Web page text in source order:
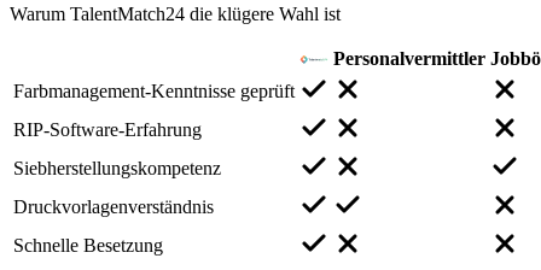
Warum TalentMatch24 die klügere Wahl ist
Personalvermittler
Farbmanagement-Kenntnisse geprüft
RIP-Software-Erfahrung
Siebherstellungskompetenz
Druckvorlagenverständnis
Schnelle Besetzung